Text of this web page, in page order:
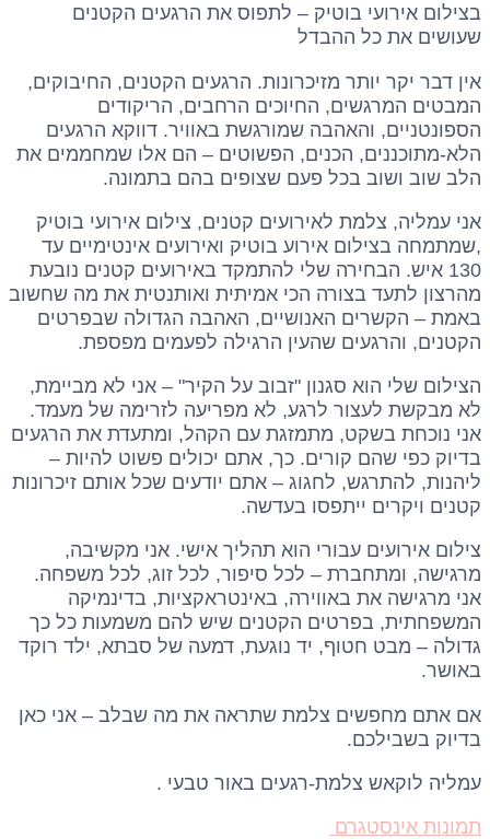
בצילום אירועי בוטיק – לתפוס את הרגעים הקטנים
שעושים את כל ההבדל
אין דבר יקר יותר מזיכרונות. הרגעים הקטנים, החיבוקים,
המבטים המרגשים, החיוכים הרחבים, הריקודים
הספונטניים, והאהבה שמורגשת באוויר. דווקא הרגעים
הלא-מתוכננים, הכנים, הפשוטים – הם אלו שמחממים את
הלב שוב ושוב בכל פעם שצופים בהם בתמונה.
אני עמליה, צלמת לאירועים קטנים, צילום אירועי בוטיק
,שמתמחה בצילום אירוע בוטיק ואירועים אינטימיים עד
130 איש. הבחירה שלי להתמקד באירועים קטנים נובעת
מהרצון לתעד בצורה הכי אמיתית ואותנטית את מה שחשוב
באמת – הקשרים האנושיים, האהבה הגדולה שבפרטים
הקטנים, והרגעים שהעין הרגילה לפעמים מפספת.
הצילום שלי הוא סגנון "זבוב על הקיר" – אני לא מביימת,
לא מבקשת לעצור לרגע, לא מפריעה לזרימה של מעמד.
אני נוכחת בשקט, מתמזגת עם הקהל, ומתעדת את הרגעים
בדיוק כפי שהם קורים. כך, אתם יכולים פשוט להיות –
ליהנות, להתרגש, לחגוג – אתם יודעים שכל אותם זיכרונות
קטנים ויקרים ייתפסו בעדשה.
צילום אירועים עבורי הוא תהליך אישי. אני מקשיבה,
מרגישה, ומתחברת – לכל סיפור, לכל זוג, לכל משפחה.
אני מרגישה את באווירה, באינטראקציות, בדינמיקה
המשפחתית, בפרטים הקטנים שיש להם משמעות כל כך
גדולה – מבט חטוף, יד נוגעת, דמעה של סבתא, ילד רוקד
באושר.
אם אתם מחפשים צלמת שתראה את מה שבלב – אני כאן
בדיוק בשבילכם.
עמליה לוקאש צלמת-רגעים באור טבעי .
תמונות אינסטגרם